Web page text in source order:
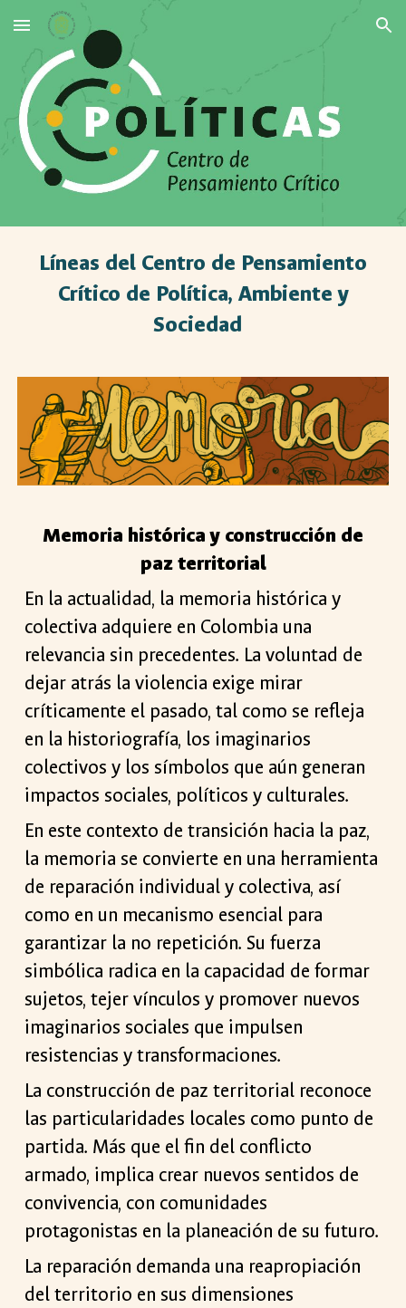
Skip to main content Skip to navigation
Líneas del Centro de Pensamiento
Crítico de Política, Ambiente y
Sociedad
Memoria histórica y construcción de
paz territorial
En la actualidad, la memoria histórica y
colectiva adquiere en Colombia una
relevancia sin precedentes. La voluntad de
dejar atrás la violencia exige mirar
críticamente el pasado, tal como se refleja
en la historiografía, los imaginarios
colectivos y los símbolos que aún generan
impactos sociales, políticos y culturales.
En este contexto de transición hacia la paz,
la memoria se convierte en una herramienta
de reparación individual y colectiva, así
como en un mecanismo esencial para
garantizar la no repetición. Su fuerza
simbólica radica en la capacidad de formar
sujetos, tejer vínculos y promover nuevos
imaginarios sociales que impulsen
resistencias y transformaciones.
La construcción de paz territorial reconoce
las particularidades locales como punto de
partida. Más que el fin del conflicto
armado, implica crear nuevos sentidos de
convivencia, con comunidades
protagonistas en la planeación de su futuro.
La reparación demanda una reapropiación
del territorio en sus dimensiones